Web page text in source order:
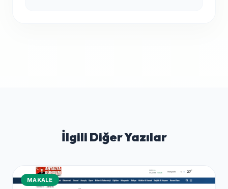
İlgili Diğer Yazılar
MAKALE